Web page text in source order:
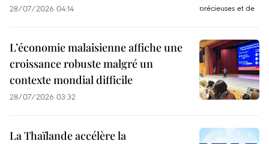
28/07/2026 04:14
L’économie malaisienne affiche une
croissance robuste malgré un
contexte mondial difficile
28/07/2026 03:32
La Thaïlande accélère la